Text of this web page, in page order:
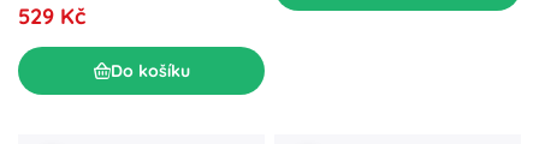
529 Kč
Do košíku